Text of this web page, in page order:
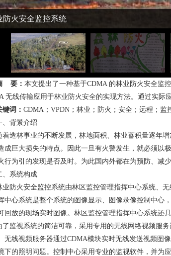
防火安全监控系统
要： 本文提出了一种基于CDMA 的林业防火安全监
无线传输应用于林业防火安全的实现方法。通过实际
键词： CDMA；VPDN；林业；防火；安全；远程；监
、背景介绍
着造林事业的不断发展，林地面积、林业蓄积量逐年
成巨大损失的特点。因此一旦有火警发生，就必须以
行为引的发现是否及时。为此国内外都在为预防、
、系统构成
业防火安全监控系统由林区监控管理指挥中心系统、
中心系统是整个系统的图像显示、图像录像控制中心
回放的现场实时图像。林区监控管理指挥中心系统还
了监视系统的简洁可靠，采用专用的无线网络视频服
无线视频服务器通过CDMA模块实时无线发送视频图
下的照明问题。控制中心采用专业的监视软件，并为